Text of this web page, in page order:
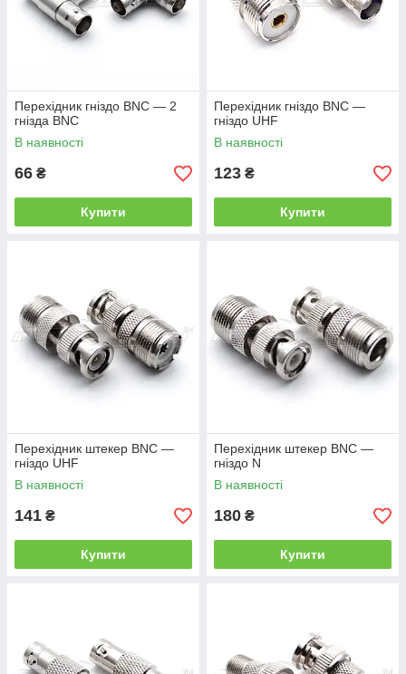
Перехідник гніздо BNC — 2
гнізда BNC
В наявності
66 ₴
Купити
Перехідник гніздо BNC —
гніздо UHF
В наявності
123 ₴
Купити
Перехідник штекер BNC —
гніздо UHF
В наявності
141 ₴
Купити
Перехідник штекер BNC —
гніздо N
В наявності
180 ₴
Купити